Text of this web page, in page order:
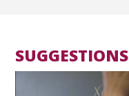
SUGGESTIONS